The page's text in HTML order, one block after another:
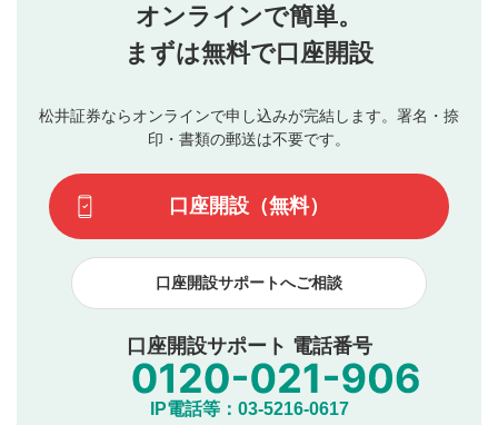
投稿するボタン
星で評価をすると投稿できます。（お名前とコメント
3
動画の評価
です）
行ってください。
当社は、利用者同士、もしくは利用者と第三者間のトラ
ブルによって生じた損害に対して一切の責任を負いませ
評価およびコメントは当社にて審査のうえ、掲載となり
ます。掲載されるまでに日数がかかる場合や掲載されない
てはお答えできません。各動画コンテンツへの掲載をもっ
て結果のご連絡といたします。ご了承ください。
下記の項目に該当すると判断された投稿内容は、掲載を
見合わせる場合がございます。
本動画コンテンツとは無関係の内容の投稿
他者への誹謗中傷や差別的表現投稿
公序良俗に反する内容の投稿
氏名、住所、電話番号など個人を特定できる情報の
他のサイトへの誘導や営利目的、広告・宣伝を目
オンラインで簡単。
まずは無料で口座開設
松井証券ならオンラインで申し込みが完結します。署名・捺
印・書類の郵送は不要です。
口座開設（無料）
口座開設サポートへご相談
口座開設サポート 電話番号
IP電話等：03-5216-0617